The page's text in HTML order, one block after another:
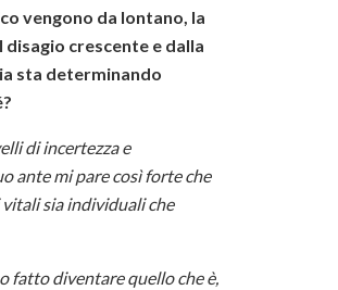
vengono da lontano, la
crescente e dalla
sta determinando
di incertezza e
ante mi pare così forte che
sia individuali che
fatto diventare quello che è,